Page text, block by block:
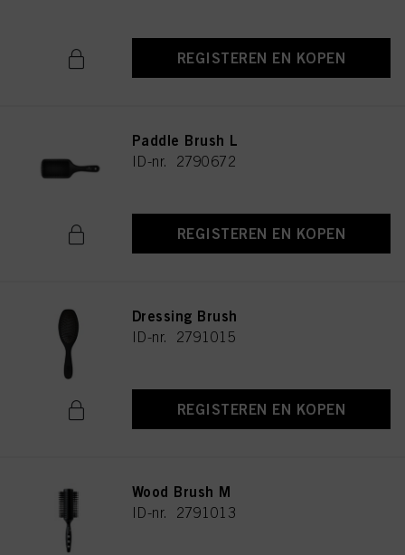
REGISTEREN EN KOPEN
Paddle Brush L
ID-nr. 2790672
REGISTEREN EN KOPEN
Dressing Brush
ID-nr. 2791015
REGISTEREN EN KOPEN
Wood Brush M
ID-nr. 2791013